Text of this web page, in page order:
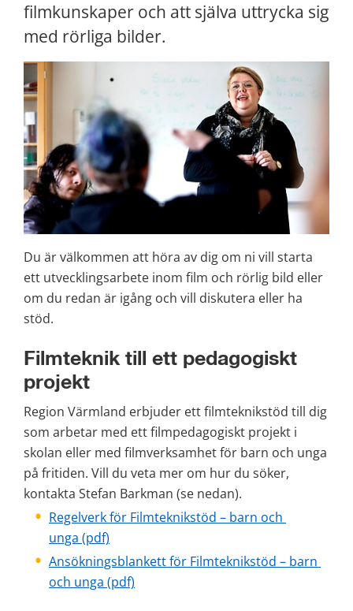
filmkunskaper och att själva uttrycka sig
med rörliga bilder.
Du är välkommen att höra av dig om ni vill starta
ett utvecklingsarbete inom film och rörlig bild eller
om du redan är igång och vill diskutera eller ha
stöd.
Filmteknik till ett pedagogiskt
projekt
Region Värmland erbjuder ett filmteknikstöd till dig
som arbetar med ett filmpedagogiskt projekt i
skolan eller med filmverksamhet för barn och unga
på fritiden. Vill du veta mer om hur du söker,
kontakta Stefan Barkman (se nedan).
Regelverk för Filmteknikstöd – barn och
unga (pdf)
Ansökningsblankett för Filmteknikstöd – barn
och unga (pdf)